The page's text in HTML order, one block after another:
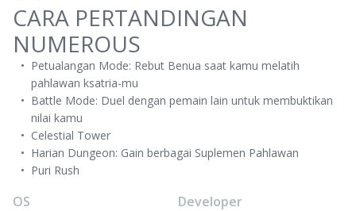
CARA PERTANDINGAN
NUMEROUS
Petualangan Mode: Rebut Benua saat kamu melatih
pahlawan ksatria-mu
Battle Mode: Duel dengan pemain lain untuk membuktikan
nilai kamu
Celestial Tower
Harian Dungeon: Gain berbagai Suplemen Pahlawan
Puri Rush
OS Developer